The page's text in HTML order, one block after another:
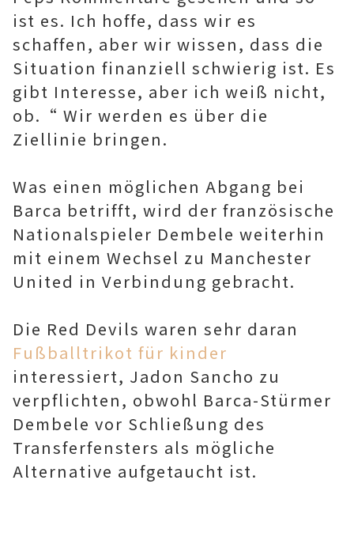
ist es. Ich hoffe, dass wir es
schaffen, aber wir wissen, dass die
Situation finanziell schwierig ist. Es
gibt Interesse, aber ich weiß nicht,
ob.“ Wir werden es über die
Ziellinie bringen.
Was einen möglichen Abgang bei
Barca betrifft, wird der französische
Nationalspieler Dembele weiterhin
mit einem Wechsel zu Manchester
United in Verbindung gebracht.
Die Red Devils waren sehr daran
Fußballtrikot für kinder
interessiert, Jadon Sancho zu
verpflichten, obwohl Barca-Stürmer
Dembele vor Schließung des
Transferfensters als mögliche
Alternative aufgetaucht ist.